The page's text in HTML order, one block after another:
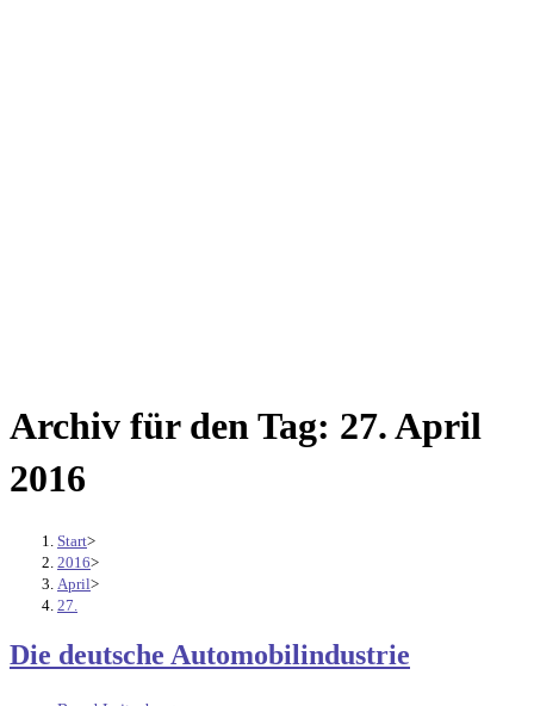
Archiv für den Tag: 27. April
2016
Start>
2016>
April>
27.
Die deutsche Automobilindustrie